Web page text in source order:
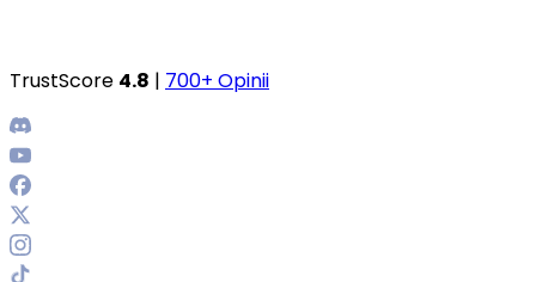
TrustScore 4.8 | 700+ Opinii